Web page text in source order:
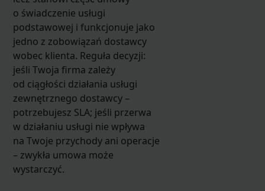
o świadczenie usługi
podstawowej i funkcjonuje jako
jedno z zobowiązań dostawcy
wobec klienta. Reguła decyzji:
jeśli Twoja firma zależy
od ciągłości działania usługi
zewnętrznego dostawcy –
potrzebujesz SLA; jeśli przerwa
w działaniu usługi nie wpływa
na Twoje przychody ani operacje
– zwykła umowa może
wystarczyć.